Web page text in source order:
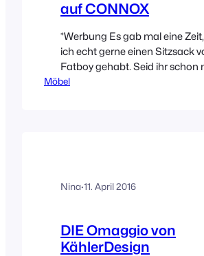
auf CONNOX
*Werbung Es gab mal eine
ich echt gerne einen Sitzsack
Fatboy gehabt. Seid ihr schon
einem gesessen? Ich fand die
Möbel
Nina·11. April 2016
DIE Omaggio von
KählerDesign